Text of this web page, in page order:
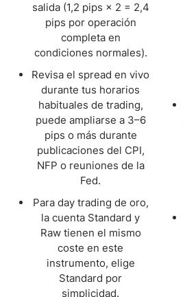
salida (1,2 pips × 2 = 2,4
pips por operación
completa en
condiciones normales).
Revisa el spread en vivo
durante tus horarios
habituales de trading,
puede ampliarse a 3–6
pips o más durante
publicaciones del CPI,
NFP o reuniones de la
Fed.
Para day trading de oro,
la cuenta Standard y
Raw tienen el mismo
coste en este
instrumento, elige
Standard por
simplicidad.